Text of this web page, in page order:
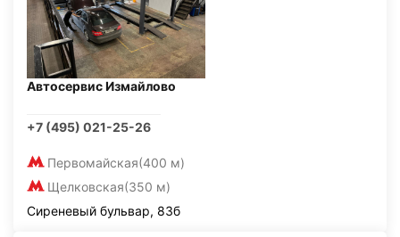
Автосервис Измайлово
+7 (495) 021-25-26
Первомайская(400 м)
Щелковская(350 м)
Сиреневый бульвар, 83б